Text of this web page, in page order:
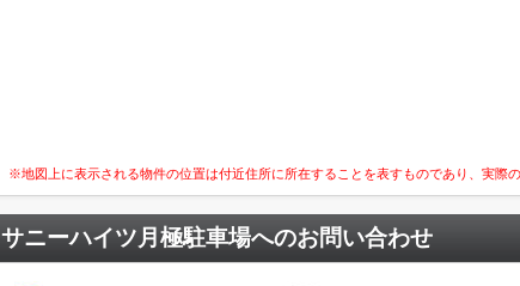
※地図上に表示される物件の位置は付近住所に所在することを表すものであり、実際
サニーハイツ月極駐車場へのお問い合わせ